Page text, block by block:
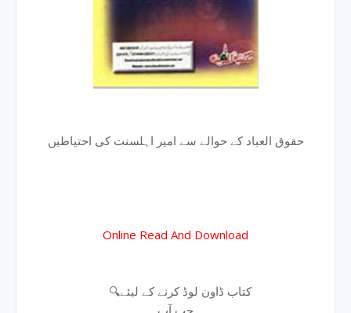
حقوق العباد کے حوالے سے امیر اہلسنت کی احتیاطیں
Online Read And Download
🔍کتاب ڈاون لوڈ کرنے کے لیئے
جب آپ